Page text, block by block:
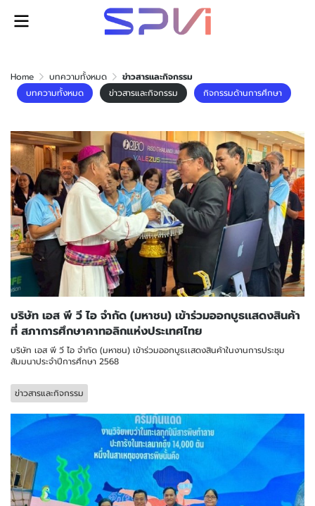
Home บทความทั้งหมด
ข่าวสารและกิจกรรม
บทความทั้งหมด
ข่าวสารและกิจกรรม กิจกรรมด้านการศึกษา
บริษัท เอส พี วี ไอ จำกัด (มหาชน) เข้าร่วมออกบูธเเสดงสินค้า
ที่ สภาการศึกษาคาทอลิกแห่งประเทศไทย
บริษัท เอส พี วี ไอ จำกัด (มหาชน) เข้าร่วมออกบูธเเสดงสินค้าในงานการประชุม
สัมมนาประจำปีการศึกษา 2568
ข่าวสารและกิจกรรม